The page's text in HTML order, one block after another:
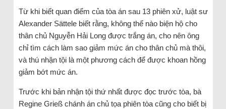
Từ khi biết quan điểm của tòa án sau 13 phiên xử, luật sư
Alexander Sättele biết rằng, không thể nào biện hộ cho
thân chủ Nguyễn Hải Long được trắng án, cho nên ông
chỉ tìm cách làm sao giảm mức án cho thân chủ mà thôi,
và thú nhận tội là một phương cách để được khoan hồng
giảm bớt mức án.
Trước khi bản nhận tội thứ nhất được đọc trước tòa, bà
Regine Grieß chánh án chủ tọa phiên tòa cũng cho biết bị